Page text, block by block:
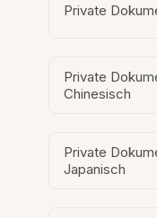
Private
Private
Chinesisch
Private
Japanisch